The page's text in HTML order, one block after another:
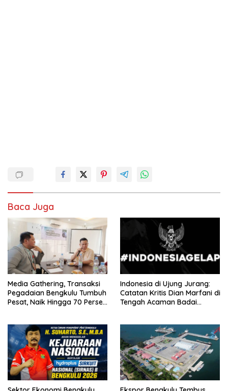
Baca Juga
Media Gathering, Transaksi
Pegadaian Bengkulu Tumbuh
Pesat, Naik Hingga 70 Persen
Indonesia di Ujung Jurang:
Catatan Kritis Dian Marfani di
Tengah Acaman Badai